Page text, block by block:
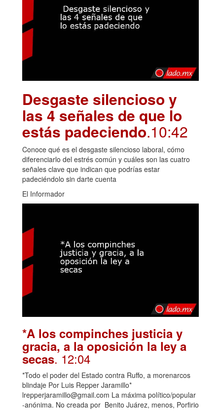
Desgaste silencioso y
las 4 señales de que lo
estás padeciendo.10:42
Conoce qué es el desgaste silencioso laboral, cómo
diferenciarlo del estrés común y cuáles son las cuatro
señales clave que indican que podrías estar
padeciéndolo sin darte cuenta
El Informador
*A los compinches justicia y
gracia, a la oposición la ley a
secas. 12:04
*Todo el poder del Estado contra Ruffo, a morenarcos
blindaje Por Luis Repper Jaramillo*
lrepperjaramillo@gmail.com La máxima político/popular
-anónima. No creada por Benito Juárez, menos, Porfirio